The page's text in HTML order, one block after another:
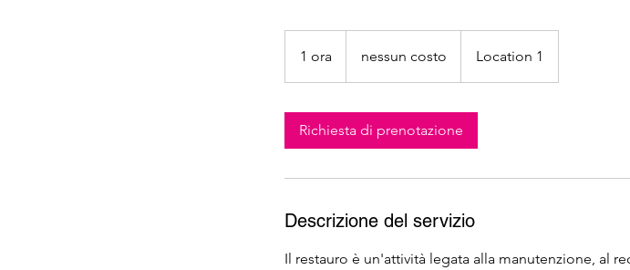
1 ora nessun costo Location 1
Richiesta di prenotazione
Descrizione del servizio
Il restauro è un'attività legata alla manutenzione, al